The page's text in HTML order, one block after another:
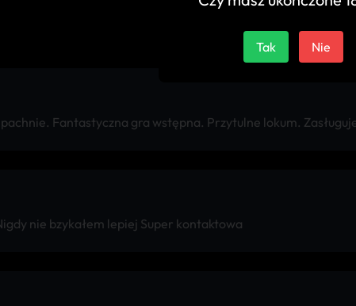
Fantastyczna gra wstępna. Przytulne lokum.
nie bzykałem lepiej Super kontaktowa
Tak Nie